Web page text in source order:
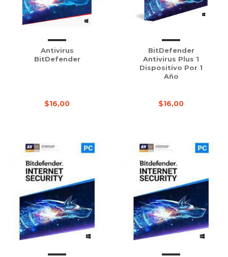
Antivirus
BitDefender
$16,00
BitDefender
Antivirus Plus 1
Dispositivo Por 1
Año
$16,00